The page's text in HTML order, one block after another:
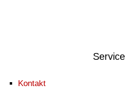
Service
Kontakt